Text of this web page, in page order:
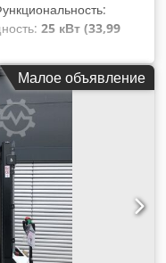
25 кВт (33,99
год выпуска ок.
Малое объявление